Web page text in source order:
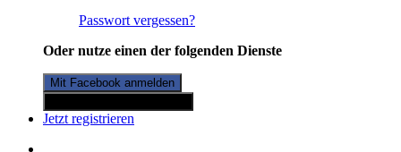
Passwort vergessen?
Oder nutze einen der folgenden Dienste
Mit Facebook anmelden
Jetzt registrieren